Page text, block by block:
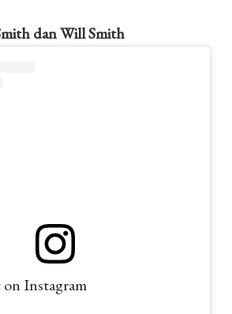
dan Will Smith
Instagram